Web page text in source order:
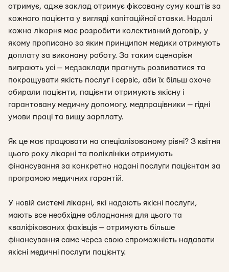
отримує, адже заклад отримує фіксовану суму коштів за
кожного пацієнта у вигляді капітаційної ставки. Надалі
кожна лікарня має розробити колективний договір, у
якому прописано за яким принципом медики отримують
доплату за виконану роботу. За таким сценарієм
виграють усі — медзаклади прагнуть розвиватися та
покращувати якість послуг і сервіс, аби їх більш охоче
обирали пацієнти, пацієнти отримують якісну і
гарантовану медичну допомогу, медпрацівники — гідні
умови праці та вищу зарплату.
Як це має працювати на спеціалізованому рівні? З квітня
цього року лікарні та поліклініки отримують
фінансування за конкретно надані послуги пацієнтам за
програмою медичних гарантій.
У новій системі лікарні, які надають якісні послуги,
мають все необхідне обладнання для цього та
кваліфікованих фахівців — отримують більше
фінансування саме через свою спроможність надавати
якісні медичні послуги пацієнту.